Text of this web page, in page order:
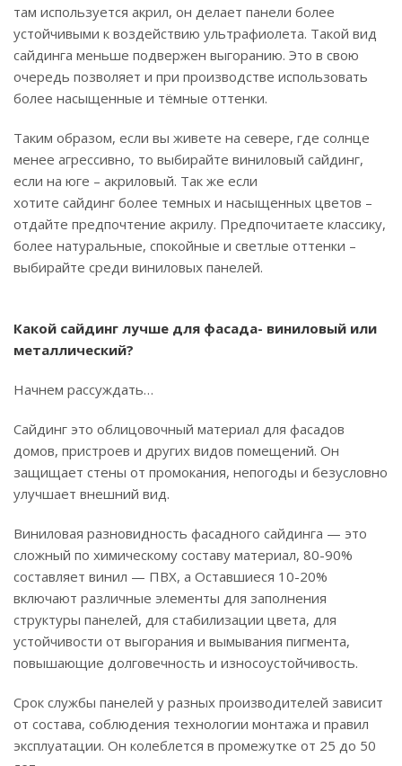
там используется акрил, он делает панели более
устойчивыми к воздействию ультрафиолета. Такой вид
сайдинга меньше подвержен выгоранию. Это в свою
очередь позволяет и при производстве использовать
более насыщенные и тёмные оттенки.
Таким образом, если вы живете на севере, где солнце
менее агрессивно, то выбирайте виниловый сайдинг,
если на юге – акриловый. Так же если
хотите сайдинг более темных и насыщенных цветов –
отдайте предпочтение акрилу. Предпочитаете классику,
более натуральные, спокойные и светлые оттенки –
выбирайте среди виниловых панелей.
Какой сайдинг лучше для фасада- виниловый или
металлический?
Начнем рассуждать…
Сайдинг это облицовочный материал для фасадов
домов, пристроев и других видов помещений. Он
защищает стены от промокания, непогоды и безусловно
улучшает внешний вид.
Виниловая разновидность фасадного сайдинга — это
сложный по химическому составу материал, 80-90%
составляет винил — ПВХ, а Оставшиеся 10-20%
включают различные элементы для заполнения
структуры панелей, для стабилизации цвета, для
устойчивости от выгорания и вымывания пигмента,
повышающие долговечность и износоустойчивость.
Срок службы панелей у разных производителей зависит
от состава, соблюдения технологии монтажа и правил
эксплуатации. Он колеблется в промежутке от 25 до 50